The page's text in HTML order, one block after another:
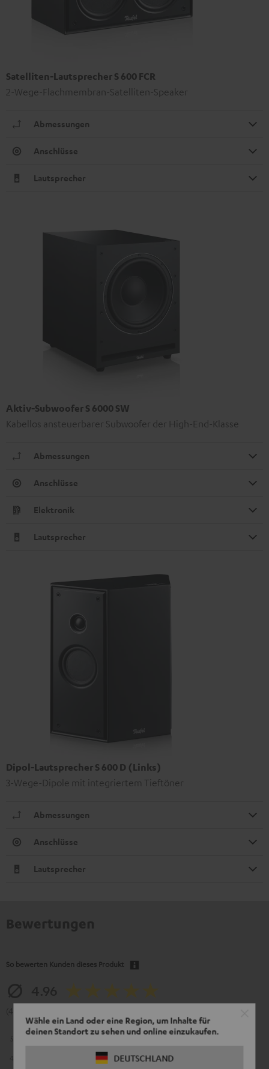
Wähle ein Land oder eine Region, um Inhalte für
deinen Standort zu sehen und online einzukaufen.
DEUTSCHLAND
Satelliten-Lautsprecher S 600 FCR
2-Wege-Flachmembran-Satelliten-Speaker
Abmessungen
Anschlüsse
Lautsprecher
Aktiv-Subwoofer S 6000 SW
Kabellos ansteuerbarer Subwoofer der High-End-Klasse
Abmessungen
Anschlüsse
Elektronik
Lautsprecher
Dipol-Lautsprecher S 600 D (Links)
3-Wege-Dipole mit integriertem Tieftöner
Abmessungen
Anschlüsse
Lautsprecher
So bewerten Kunden dieses Produkt